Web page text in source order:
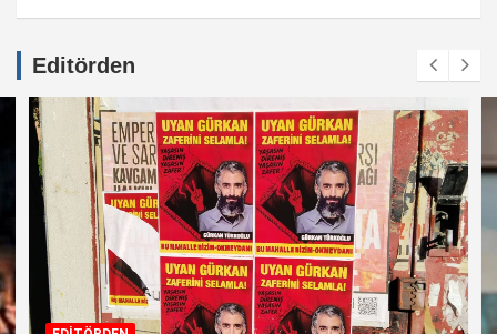
Editörden